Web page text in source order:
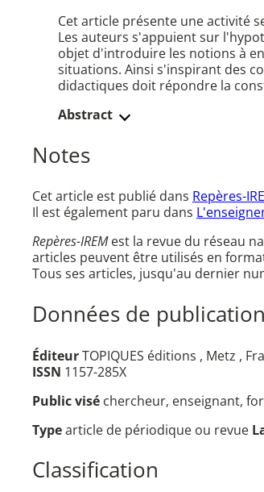
Cet article présente une activité
Les auteurs s'appuient sur
objet d'introduire les notions à
situations. Ainsi s'inspirant des
didactiques doit répondre la
Abstract
Notes
Cet article est publié dans Repères-
Il est également paru dans
Repères-IREMest la revue du réseau
articles peuvent être utilisés en
Tous ses articles, jusqu'au dernier
Données de publication
ÉditeurTOPIQUES éditions , Metz ,
ISSN 1157-285X
Public visé chercheur, enseignant,
Typearticle de périodique ou revue
Classification